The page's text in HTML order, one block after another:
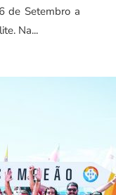
de Setembro a
Na...